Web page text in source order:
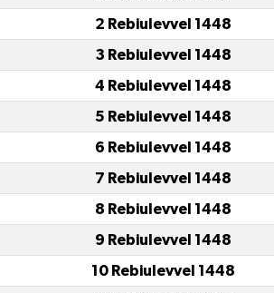
2 Rebiulevvel 1448
3 Rebiulevvel 1448
4 Rebiulevvel 1448
5 Rebiulevvel 1448
6 Rebiulevvel 1448
7 Rebiulevvel 1448
8 Rebiulevvel 1448
9 Rebiulevvel 1448
10 Rebiulevvel 1448